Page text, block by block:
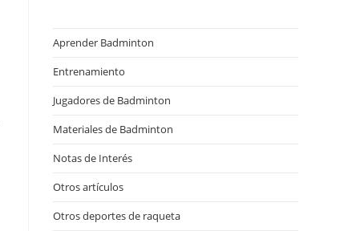
Aprender Badminton
Entrenamiento
Jugadores de Badminton
Materiales de Badminton
Notas de Interés
Otros artículos
Otros deportes de raqueta